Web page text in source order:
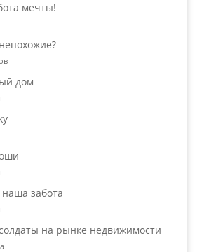
мечты!
дом
забота
на рынке недвижимости